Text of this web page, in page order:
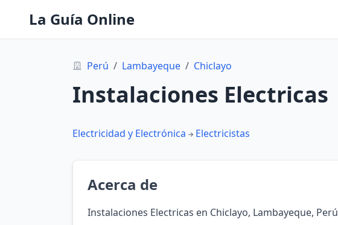
La Guía Online
Perú / Lambayeque / Chiclayo
Instalaciones Electricas
Electricidad y Electrónica Electricistas
Acerca de
Instalaciones Electricas en Chiclayo, Lambayeque, Perú